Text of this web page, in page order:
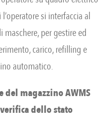
si interfaccia al
per gestire ed
carico, refilling e
automatico.
magazzino AWMS
dello stato